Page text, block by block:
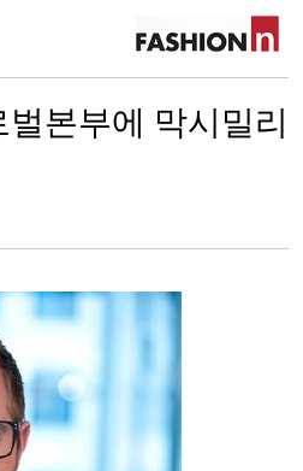
본부에 막시밀리